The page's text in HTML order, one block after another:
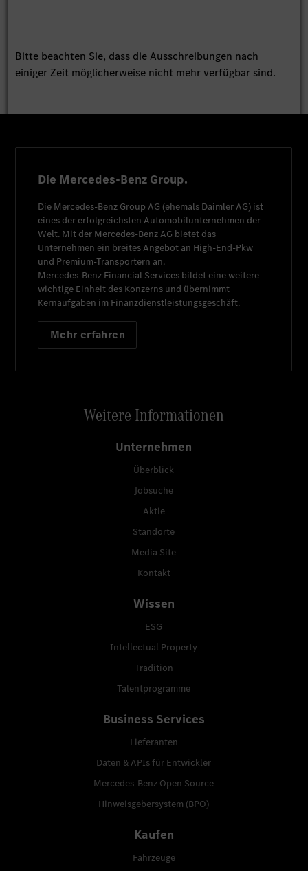
Bitte beachten Sie, dass die Ausschreibungen nach
einiger Zeit möglicherweise nicht mehr verfügbar sind.
Die Mercedes-Benz Group.
Die Mercedes-Benz Group AG (ehemals Daimler AG) ist
eines der erfolgreichsten Automobilunternehmen der
Welt. Mit der Mercedes-Benz AG bietet das
Unternehmen ein breites Angebot an High-End-Pkw
und Premium-Transportern an.
Mercedes-Benz Financial Services bildet eine weitere
wichtige Einheit des Konzerns und übernimmt
Kernaufgaben im Finanzdienstleistungsgeschäft.
Mehr erfahren
Weitere Informationen
Unternehmen
Überblick
Jobsuche
Aktie
Standorte
Media Site
Kontakt
Wissen
ESG
Intellectual Property
Tradition
Talentprogramme
Business Services
Lieferanten
Daten & APIs für Entwickler
Mercedes-Benz Open Source
Hinweisgebersystem (BPO)
Kaufen
Fahrzeuge